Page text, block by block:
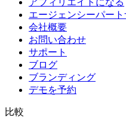
エージェンシーパー
会社概要
お問い合わせ
サポート
ブログ
ブランディング
デモを予約
比較